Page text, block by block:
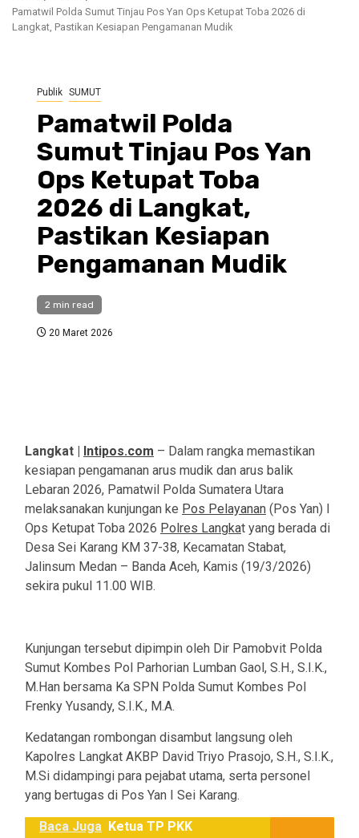
Pamatwil Polda Sumut Tinjau Pos Yan Ops Ketupat Toba 2026 di
Langkat, Pastikan Kesiapan Pengamanan Mudik
Publik SUMUT
Pamatwil Polda
Sumut Tinjau Pos Yan
Ops Ketupat Toba
2026 di Langkat,
Pastikan Kesiapan
Pengamanan Mudik
2 min read
20 Maret 2026
Langkat | Intipos.com – Dalam rangka memastikan
kesiapan pengamanan arus mudik dan arus balik
Lebaran 2026, Pamatwil Polda Sumatera Utara
melaksanakan kunjungan ke Pos Pelayanan (Pos Yan) I
Ops Ketupat Toba 2026 Polres Langkat yang berada di
Desa Sei Karang KM 37-38, Kecamatan Stabat,
Jalinsum Medan – Banda Aceh, Kamis (19/3/2026)
sekira pukul 11.00 WIB.
Kunjungan tersebut dipimpin oleh Dir Pamobvit Polda
Sumut Kombes Pol Parhorian Lumban Gaol, S.H., S.I.K.,
M.Han bersama Ka SPN Polda Sumut Kombes Pol
Frenky Yusandy, S.I.K., M.A.
Kedatangan rombongan disambut langsung oleh
Kapolres Langkat AKBP David Triyo Prasojo, S.H., S.I.K.,
M.Si didampingi para pejabat utama, serta personel
yang bertugas di Pos Yan I Sei Karang.
Baca Juga Ketua TP PKK